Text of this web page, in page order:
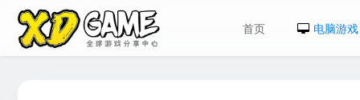
首页 电脑游戏